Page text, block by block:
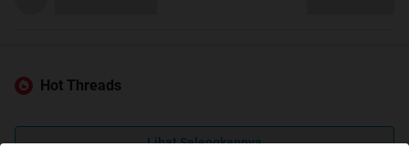
Hot Threads
Lihat Selengkapnya